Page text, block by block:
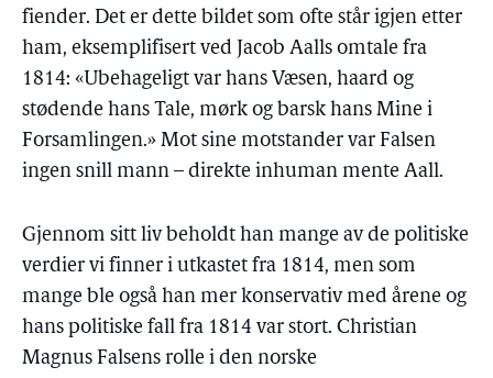
fiender. Det er dette bildet som ofte står igjen etter
ham, eksemplifisert ved Jacob Aalls omtale fra
1814: «Ubehageligt var hans Væsen, haard og
stødende hans Tale, mørk og barsk hans Mine i
Forsamlingen.» Mot sine motstander var Falsen
ingen snill mann – direkte inhuman mente Aall.
Gjennom sitt liv beholdt han mange av de politiske
verdier vi finner i utkastet fra 1814, men som
mange ble også han mer konservativ med årene og
hans politiske fall fra 1814 var stort. Christian
Magnus Falsens rolle i den norske